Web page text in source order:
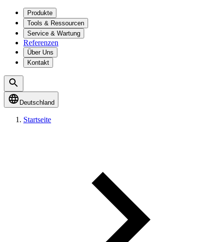
Produkte
Tools & Ressourcen
Service & Wartung
Referenzen
Über Uns
Kontakt
Deutschland
Startseite